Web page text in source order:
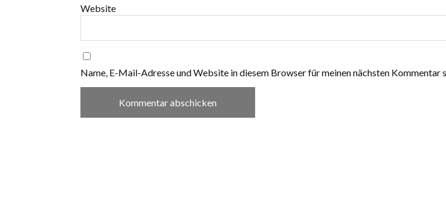
Website
Name, E-Mail-Adresse und Website in diesem Browser für meinen nächsten Kommentar